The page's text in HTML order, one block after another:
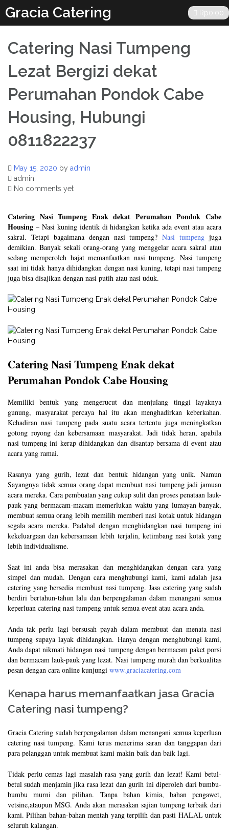
to
content
Gracia Catering Rp0.00
Catering Nasi Tumpeng
Lezat Bergizi dekat
Perumahan Pondok Cabe
Housing, Hubungi
0811822237
May 15, 2020 by admin
admin
No comments yet
Catering Nasi Tumpeng Enak dekat Perumahan Pondok Cabe
Housing – Nasi kuning identik di hidangkan ketika ada event atau acara
sakral. Tetapi bagaimana dengan nasi tumpeng?Nasi tumpeng juga
demikian. Banyak sekali orang-orang yang menggelar acara sakral atau
sedang memperoleh hajat memanfaatkan nasi tumpeng. Nasi tumpeng
saat ini tidak hanya dihidangkan dengan nasi kuning, tetapi nasi tumpeng
juga bisa disajikan dengan nasi putih atau nasi uduk.
Catering Nasi Tumpeng Enak dekat
Perumahan Pondok Cabe Housing
Memiliki bentuk yang mengerucut dan menjulang tinggi layaknya
gunung, masyarakat percaya hal itu akan menghadirkan keberkahan.
Kehadiran nasi tumpeng pada suatu acara tertentu juga meningkatkan
gotong royong dan kebersamaan masyarakat. Jadi tidak heran, apabila
nasi tumpeng ini kerap dihidangkan dan disantap bersama di event atau
acara yang ramai.
Rasanya yang gurih, lezat dan bentuk hidangan yang unik. Namun
Sayangnya tidak semua orang dapat membuat nasi tumpeng jadi jamuan
acara mereka. Cara pembuatan yang cukup sulit dan proses penataan lauk-
pauk yang bermacam-macam memerlukan waktu yang lumayan banyak,
membuat semua orang lebih memilih memberi nasi kotak untuk hidangan
segala acara mereka. Padahal dengan menghidangkan nasi tumpeng ini
kekeluargaan dan kebersamaan lebih terjalin, ketimbang nasi kotak yang
lebih individualisme.
Saat ini anda bisa merasakan dan menghidangkan dengan cara yang
simpel dan mudah. Dengan cara menghubungi kami, kami adalah jasa
catering yang bersedia membuat nasi tumpeng. Jasa catering yang sudah
berdiri bertahun-tahun lalu dan berpengalaman dalam menangani semua
keperluan catering nasi tumpeng untuk semua event atau acara anda.
Anda tak perlu lagi bersusah payah dalam membuat dan menata nasi
tumpeng supaya layak dihidangkan. Hanya dengan menghubungi kami,
Anda dapat nikmati hidangan nasi tumpeng dengan bermacam paket porsi
dan bermacam lauk-pauk yang lezat. Nasi tumpeng murah dan berkualitas
pesan dengan cara online kunjungi www.graciacatering.com
Kenapa harus memanfaatkan jasa Gracia
Catering nasi tumpeng?
Gracia Catering sudah berpengalaman dalam menangani semua keperluan
catering nasi tumpeng. Kami terus menerima saran dan tanggapan dari
para pelanggan untuk membuat kami makin baik dan baik lagi.
Tidak perlu cemas lagi masalah rasa yang gurih dan lezat! Kami betul-
betul sudah menjamin jika rasa lezat dan gurih ini diperoleh dari bumbu-
bumbu murni dan pilihan. Tanpa bahan kimia, bahan pengawet,
vetsine,ataupun MSG. Anda akan merasakan sajian tumpeng terbaik dari
kami. Pilihan bahan-bahan mentah yang terpilih dan pasti HALAL untuk
seluruh kalangan.